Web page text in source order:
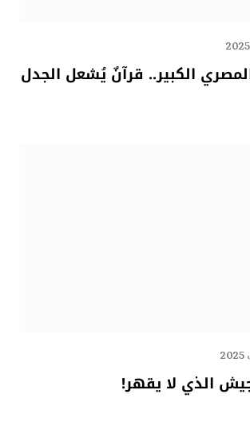
الكبير.. قرآنٌ يُشعل الجدل
الذي لا يقهر!